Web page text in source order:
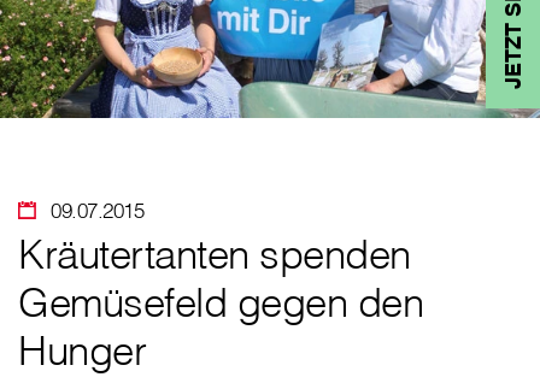
09.07.2015
Kräutertanten spenden
Gemüsefeld gegen den
Hunger